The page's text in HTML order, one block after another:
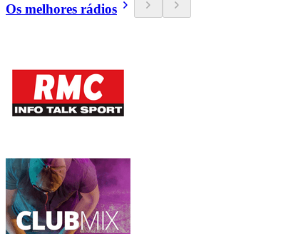
Os melhores rádios